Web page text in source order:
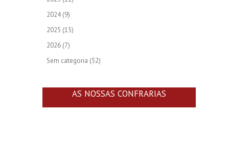
2024(9)
2025 (15)
2026 (7)
Sem categoria (52)
AS NOSSAS CONFRARIAS